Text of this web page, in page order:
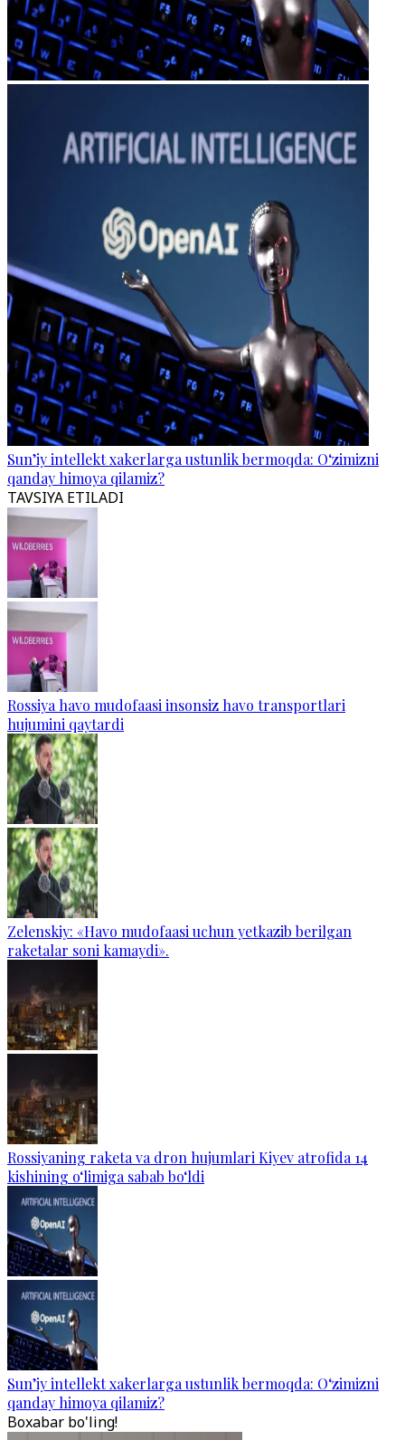
Sun’iy intellekt xakerlarga ustunlik bermoqda: O‘zimizni
qanday himoya qilamiz?
TAVSIYA ETILADI
Rossiya havo mudofaasi insonsiz havo transportlari
hujumini qaytardi
Zelenskiy: «Havo mudofaasi uchun yetkazib berilgan
raketalar soni kamaydi».
Rossiyaning raketa va dron hujumlari Kiyev atrofida 14
kishining o‘limiga sabab bo‘ldi
Sun’iy intellekt xakerlarga ustunlik bermoqda: O‘zimizni
qanday himoya qilamiz?
Boxabar bo'ling!